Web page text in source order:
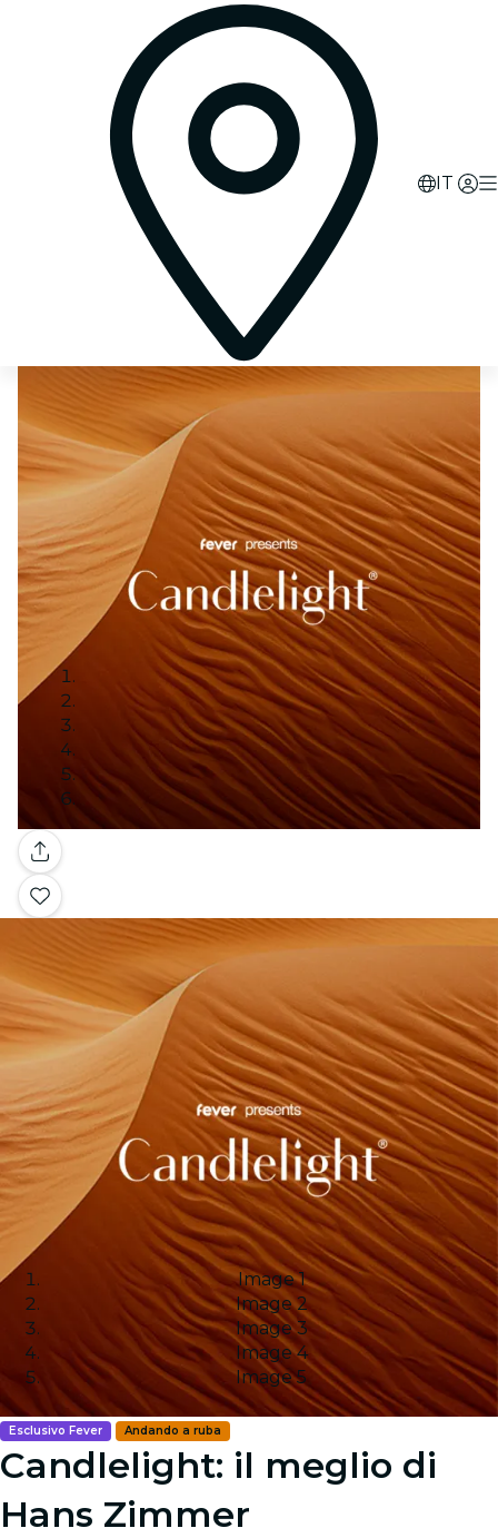
IT
Galleria
Image 1
Image 2
Image 3
Image 4
Image 5
2
Esclusivo Fever Andando a ruba
Candlelight: il meglio di
Hans Zimmer